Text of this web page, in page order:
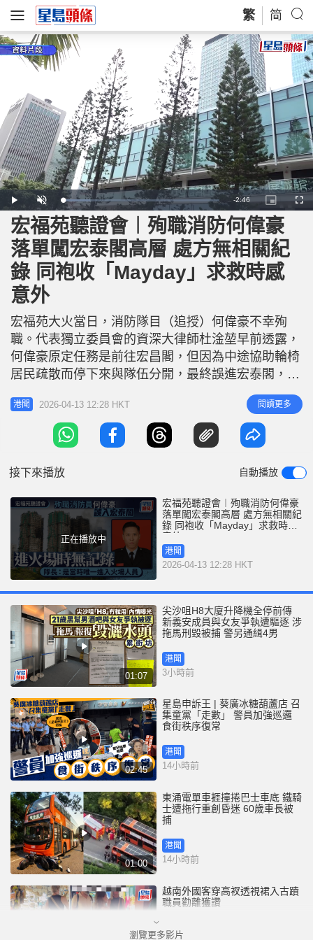
繁 简
P
l
a
y
U
n
m
u
t
e
L
o
a
d
e
d
:
1
7
.
5
5
R
e
m
a
i
n
g
-2:46
P
i
c
t
u
e
-
i
n
-
P
r
e
F
u
宏福苑聽證會︱殉職消防何偉豪
落單闖宏泰閣高層 處方無相關紀
錄 同袍收「Mayday」求救時感
意外
宏福苑大火當日，消防隊目（追授）何偉豪不幸殉
職。代表獨立委員會的資深大律師杜淦堃早前透露，
何偉豪原定任務是前往宏昌閣，但因為中途協助輪椅
居民疏散而停下來與隊伍分開，最終誤進宏泰閣，其
後何偉豪曾發出求救信號，推斷他在31樓試圖打破窗
戶逃生，但最終不幸從高處墮下。獨立委員會今日
（13日）舉行第11場聽證會，披露何偉豪進入火場時
沒有入口紀錄，現場指揮官亦承認收到「Mayday」
港聞 2026-04-13 12:28 HKT 閱讀更多
接下來播放 自動播放
正在播放中
宏福苑聽證會︱殉職消防何偉豪
落單闖宏泰閣高層 處方無相關紀
錄 同袍收「Mayday」求救時感
意外
港聞
2026-04-13 12:28 HKT
01:07
尖沙咀H8大廈升降機全停前傳
新義安成員與女友爭執遭驅逐 涉
拖馬刑毀被捕 警另通緝4男
港聞
3小時前
02:45
星島申訴王 | 葵廣冰糖葫蘆店 召
集童黨「走數」 警員加強巡邏
食街秩序復常
港聞
14小時前
01:00
東涌電單車捱撞捲巴士車底 鐵騎
士遭拖行重創昏迷 60歲車長被
捕
港聞
14小時前
越南外國客穿高衩透視裙入古蹟
職員勸離獲讚
瀏覽更多影片